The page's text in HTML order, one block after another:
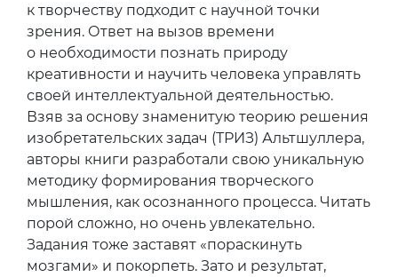
к творчеству подходит с научной точки
зрения. Ответ на вызов времени
о необходимости познать природу
креативности и научить человека управлять
своей интеллектуальной деятельностью.
Взяв за основу знаменитую теорию решения
изобретательских задач (ТРИЗ) Альтшуллера,
авторы книги разработали свою уникальную
методику формирования творческого
мышления, как осознанного процесса. Читать
порой сложно, но очень увлекательно.
Задания тоже заставят «пораскинуть
мозгами» и покорпеть. Зато и результат,